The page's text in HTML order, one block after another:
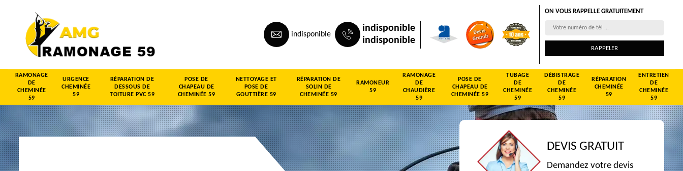
indisponible
indisponible
indisponible
ON VOUS RAPPELLE GRATUITEMENT
RAMONAGE
DE
CHEMINÉE
59
URGENCE
CHEMINÉE
59
RÉPARATION DE
DESSOUS DE
TOITURE PVC 59
POSE DE
CHAPEAU DE
CHEMINÉE 59
NETTOYAGE ET
POSE DE
GOUTTIÈRE 59
RÉPARATION DE
SOLIN DE
CHEMINÉE 59
RAMONEUR
59
RAMONAGE
DE
CHAUDIÈRE
59
POSE DE
CHAPEAU DE
CHEMINÉE 59
TUBAGE
DE
CHEMINÉE
59
DÉBISTRAGE
DE
CHEMINÉE
59
RÉPARATION
CHEMINÉE
59
ENTRETIEN
DE
CHEMINÉE
59
DEVIS GRATUIT
Demandez votre devis